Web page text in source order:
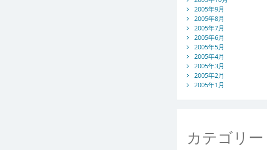
2005年9月
2005年8月
2005年7月
2005年6月
2005年5月
2005年4月
2005年3月
2005年2月
2005年1月
カテゴリー